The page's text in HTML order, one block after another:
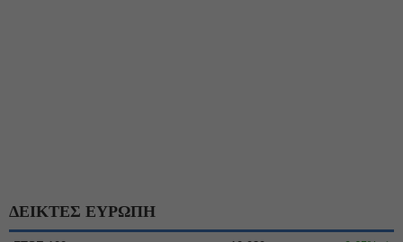
ΔΕΙΚΤΕΣ ΕΥΡΩΠΗ